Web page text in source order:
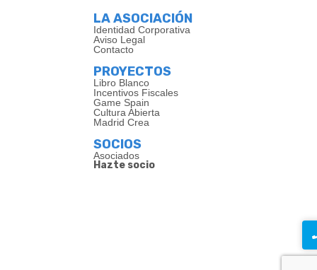
LA ASOCIACIÓN
Identidad Corporativa
Aviso Legal
Contacto
PROYECTOS
Libro Blanco
Incentivos Fiscales
Game Spain
Cultura Abierta
Madrid Crea
SOCIOS
Asociados
Hazte socio